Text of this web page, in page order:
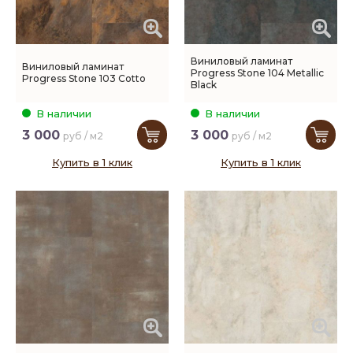
Виниловый ламинат
Progress Stone 103 Cotto
В наличии
3 000 руб / м2
Купить в 1 клик
Виниловый ламинат
Progress Stone 104 Metallic
Black
В наличии
3 000 руб / м2
Купить в 1 клик